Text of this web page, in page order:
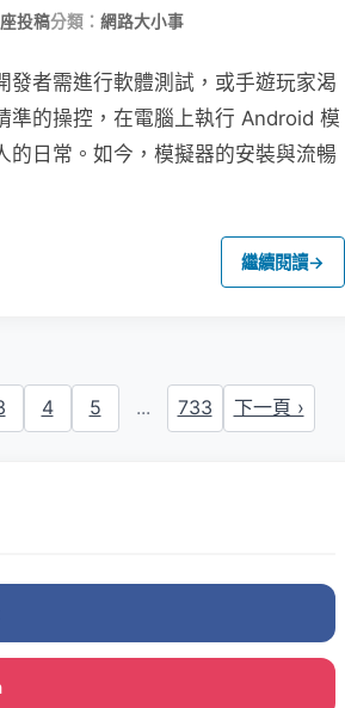
投稿分類： 網路大小事
發者需進行軟體測試，或手遊玩家渴
準的操控，在電腦上執行 Android 模
的日常。如今，模擬器的安裝與流暢
繼續閱讀→
4 5 ... 733 下一頁 ›